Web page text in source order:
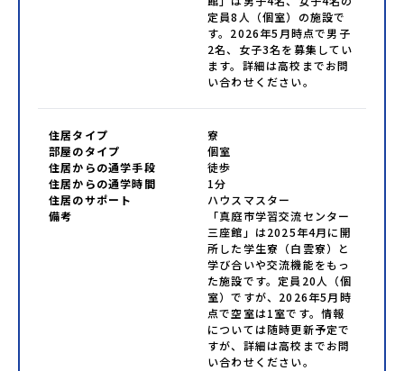
定員8人（個室）の施設で
す。2026年5月時点で男子
2名、女子3名を募集してい
ます。詳細は高校までお問
い合わせください。
住居タイプ
寮
部屋のタイプ
個室
住居からの通学手段
徒歩
住居からの通学時間
1分
住居のサポート
ハウスマスター
備考
「真庭市学習交流センター
三座館」は2025年4月に開
所した学生寮（白雲寮）と
学び合いや交流機能をもっ
た施設です。定員20人（個
室）ですが、2026年5月時
点で空室は1室です。情報
については随時更新予定で
すが、詳細は高校までお問
い合わせください。